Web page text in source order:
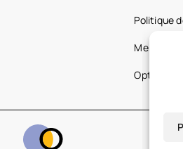
Politique
Mentions
Optic